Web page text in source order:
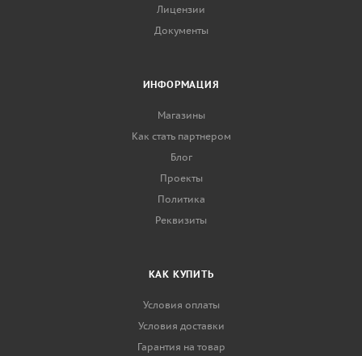
Лицензии
Документы
ИНФОРМАЦИЯ
Магазины
Как стать партнером
Блог
Проекты
Политика
Реквизиты
КАК КУПИТЬ
Условия оплаты
Условия доставки
Гарантия на товар